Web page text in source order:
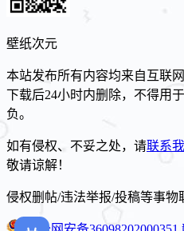
壁纸次元
本站发布所有内容均来自互联
下载后24小时内删除，不得用
负。
如有侵权、不妥之处，请联系我
敬请谅解！
侵权删帖/违法举报/投稿等事物